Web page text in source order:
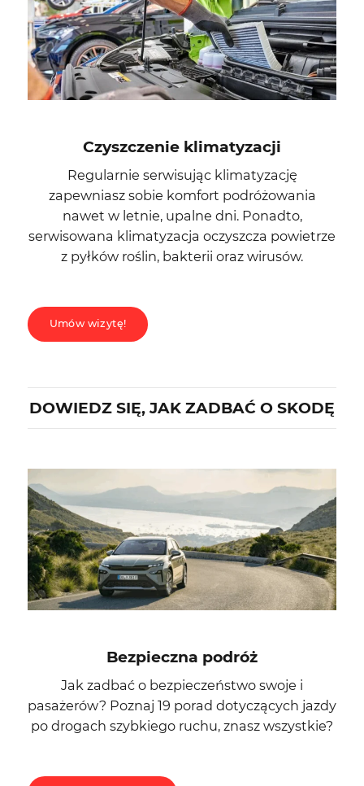
Czyszczenie klimatyzacji
Regularnie serwisując klimatyzację
zapewniasz sobie komfort podróżowania
nawet w letnie, upalne dni. Ponadto,
serwisowana klimatyzacja oczyszcza powietrze
z pyłków roślin, bakterii oraz wirusów.
Umów wizytę!
DOWIEDZ SIĘ, JAK ZADBAĆ O SKODĘ
Bezpieczna podróż
Jak zadbać o bezpieczeństwo swoje i
pasażerów? Poznaj 19 porad dotyczących jazdy
po drogach szybkiego ruchu, znasz wszystkie?